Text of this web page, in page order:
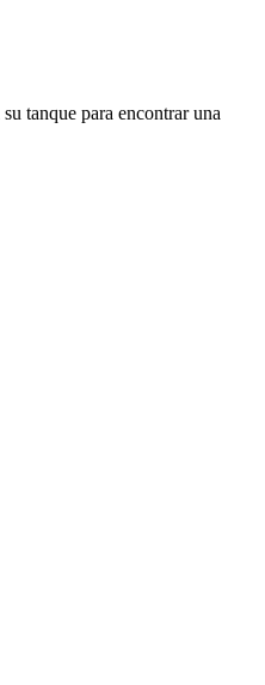
su tanque para encontrar una